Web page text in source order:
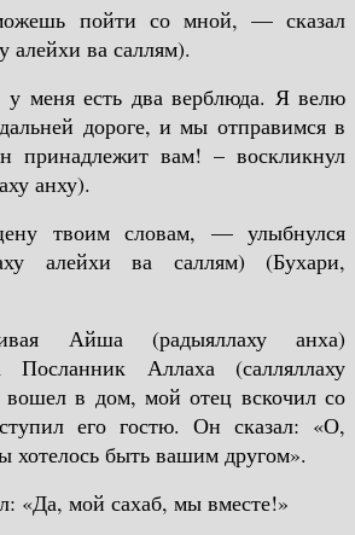
пойти со мной, — сказал
алейхи ва саллям).
меня есть два верблюда. Я велю
дороге, и мы отправимся в
принадлежит вам! – воскликнул
анху).
твоим словам, — улыбнулся
алейхи ва саллям) (Бухари,
Айша (радыяллаху анха)
Посланник Аллаха (салляллаху
вошел в дом, мой отец вскочил со
его гостю. Он сказал: «О,
хотелось быть вашим другом».
«Да, мой сахаб, мы вместе!»